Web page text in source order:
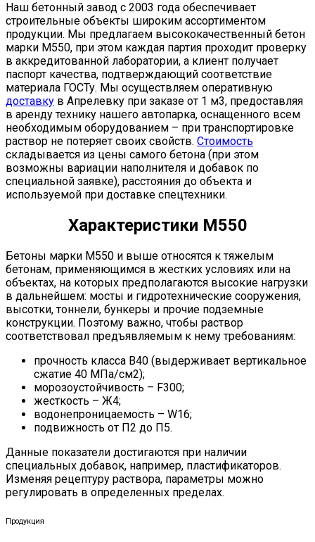
Наш бетонный завод с 2003 года обеспечивает
строительные объекты широким ассортиментом
продукции. Мы предлагаем высококачественный бетон
марки М550, при этом каждая партия проходит проверку
в аккредитованной лаборатории, а клиент получает
паспорт качества, подтверждающий соответствие
материала ГОСТу. Мы осуществляем оперативную
доставку в Апрелевку при заказе от 1 м3, предоставляя
в аренду технику нашего автопарка, оснащенного всем
необходимым оборудованием – при транспортировке
раствор не потеряет своих свойств. Стоимость
складывается из цены самого бетона (при этом
возможны вариации наполнителя и добавок по
специальной заявке), расстояния до объекта и
используемой при доставке спецтехники.
Характеристики М550
Бетоны марки М550 и выше относятся к тяжелым
бетонам, применяющимся в жестких условиях или на
объектах, на которых предполагаются высокие нагрузки
в дальнейшем: мосты и гидротехнические сооружения,
высотки, тоннели, бункеры и прочие подземные
конструкции. Поэтому важно, чтобы раствор
соответствовал предъявляемым к нему требованиям:
прочность класса B40 (выдерживает вертикальное
сжатие 40 МПа/см2);
морозоустойчивость – F300;
жесткость – Ж4;
водонепроницаемость – W16;
подвижность от П2 до П5.
Данные показатели достигаются при наличии
специальных добавок, например, пластификаторов.
Изменяя рецептуру раствора, параметры можно
регулировать в определенных пределах.
Продукция